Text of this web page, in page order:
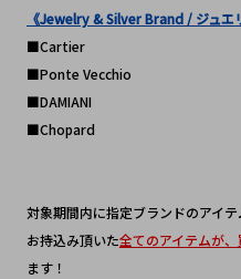
《Jewelry & Silver Brand / ジュエ
■Cartier
■Ponte Vecchio
■DAMIANI
■Chopard
対象期間内に指定ブランドのアイ
お持込み頂いた全てのアイテムが
ます！